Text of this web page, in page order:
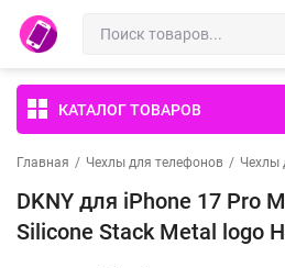
КАТАЛОГ ТОВАРОВ
Главная / Чехлы для телефонов / Чехлы
DKNY для iPhone 17 Pro
Silicone Stack Metal logo